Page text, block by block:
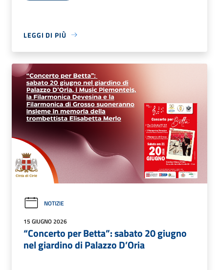
LEGGI DI PIÙ
NOTIZIE
15 GIUGNO 2026
“Concerto per Betta”: sabato 20 giugno
nel giardino di Palazzo D’Oria